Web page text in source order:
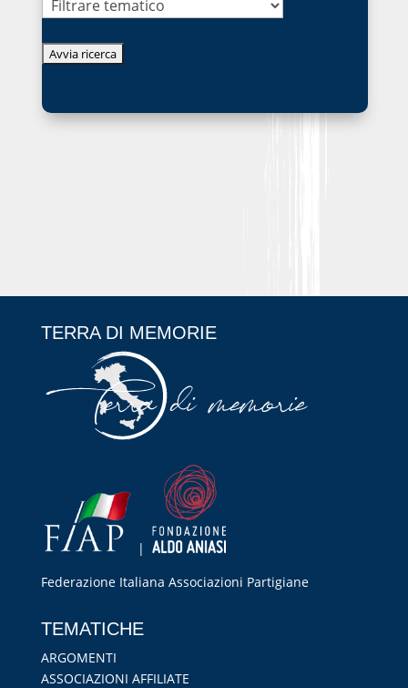
TERRA DI MEMORIE
|
Federazione Italiana Associazioni Partigiane
TEMATICHE
ARGOMENTI
ASSOCIAZIONI AFFILIATE
RIPRISTINA
-A 100% +A
Alto Contrasto